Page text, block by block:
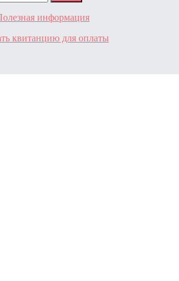
информация
квитанцию для оплаты